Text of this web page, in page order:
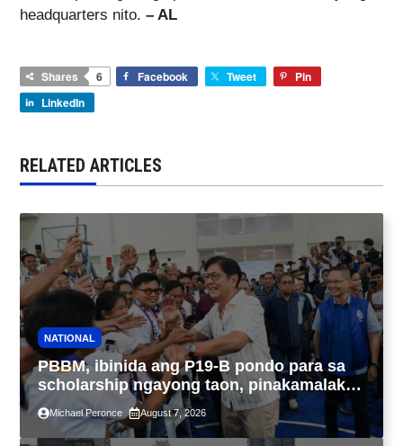
headquarters nito. – AL
Shares 6 Facebook Tweet
Pin
LinkedIn
RELATED ARTICLES
NATIONAL
PBBM, ibinida ang P19-B pondo para sa
scholarship ngayong taon, pinakamalaki
sa kasaysayan ng TESDA
Michael Peronce August 7, 2026